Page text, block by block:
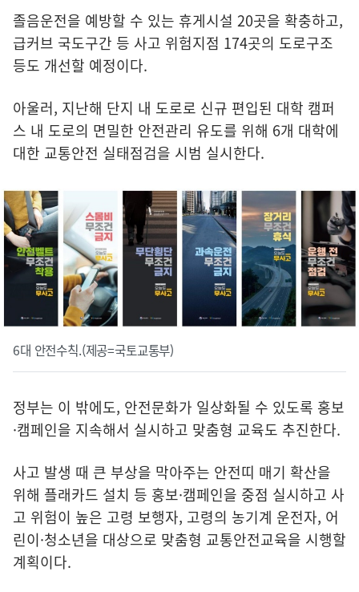
졸음운전을 예방할 수 있는 휴게시설 20곳을 확충하고,
급커브 국도구간 등 사고 위험지점 174곳의 도로구조
등도 개선할 예정이다.
아울러, 지난해 단지 내 도로로 신규 편입된 대학 캠퍼
스 내 도로의 면밀한 안전관리 유도를 위해 6개 대학에
대한 교통안전 실태점검을 시범 실시한다.
6대 안전수칙.(제공=국토교통부)
정부는 이 밖에도, 안전문화가 일상화될 수 있도록 홍보
·캠페인을 지속해서 실시하고 맞춤형 교육도 추진한다.
사고 발생 때 큰 부상을 막아주는 안전띠 매기 확산을
위해 플래카드 설치 등 홍보·캠페인을 중점 실시하고 사
고 위험이 높은 고령 보행자, 고령의 농기계 운전자, 어
린이·청소년을 대상으로 맞춤형 교통안전교육을 시행할
계획이다.